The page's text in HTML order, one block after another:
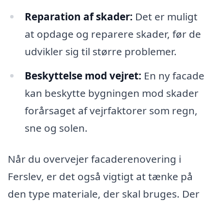
Reparation af skader: Det er muligt
at opdage og reparere skader, før de
udvikler sig til større problemer.
Beskyttelse mod vejret: En ny facade
kan beskytte bygningen mod skader
forårsaget af vejrfaktorer som regn,
sne og solen.
Når du overvejer facaderenovering i
Ferslev, er det også vigtigt at tænke på
den type materiale, der skal bruges. Der